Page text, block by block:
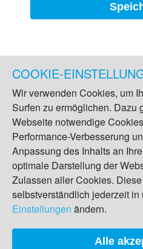
COOKIE-
Wir verwenden Cookies, um
Surfen zu ermöglichen. Dazu
Webseite notwendige
Performance-Verbesserung
Anpassung des Inhalts an
optimale Darstellung der
Zulassen aller Cookies.
selbstverständlich jederzeit in
Einstellungen ändern.
Alle